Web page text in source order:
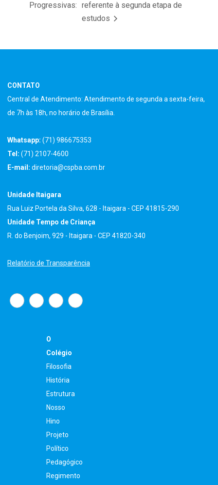
Progressivas: referente à segunda etapa de
estudos
CONTATO
Central de Atendimento: Atendimento de segunda a sexta-feira,
de 7h às 18h, no horário de Brasília.
Whatsapp: (71) 986675353
Tel: (71) 2107-4600
E-mail: diretoria@cspba.com.br
Unidade Itaigara
Rua Luiz Portela da Silva, 628 - Itaigara - CEP 41815-290
Unidade Tempo de Criança
R. do Benjoim, 929 - Itaigara - CEP 41820-340
Relatório de Transparência
O
Colégio
Filosofia
História
Estrutura
Nosso
Hino
Projeto
Político
Pedagógico
Regimento